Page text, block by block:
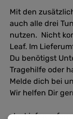
Mit den
auch alle drei
nutzen. Nicht
Leaf. Im
Du benötigst
Tragehilfe oder
Melde dich bei
Wir helfen Dir
-Im